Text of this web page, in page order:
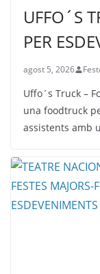
UFFO´S
PER
agost 5, 2026
Uffo´s Truck –
una foodtruck
assistents amb